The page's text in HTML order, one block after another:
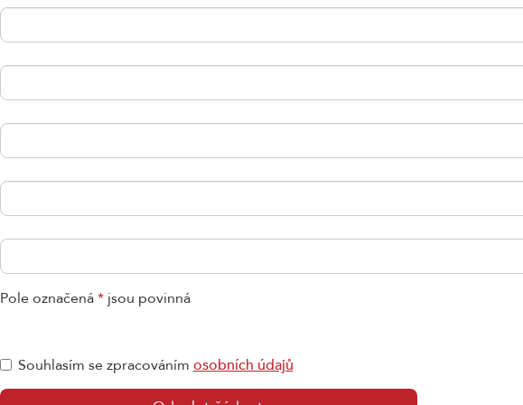
Pole označená*jsou povinná
Souhlasím se zpracováním osobních údajů